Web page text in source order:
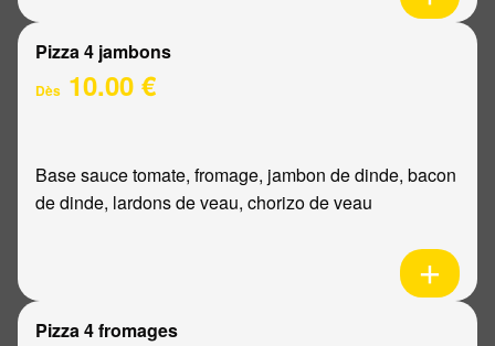
Pizza 4 jambons
Dès 10.00 €
Base sauce tomate, fromage, jambon de dinde, bacon
de dinde, lardons de veau, chorizo de veau
Pizza 4 fromages